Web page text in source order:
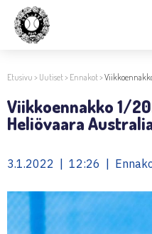
Etusivu > Uutiset> Ennakot>
Viikkoennakko 1/
Heliövaara
3.1.2022 | 12:26 |